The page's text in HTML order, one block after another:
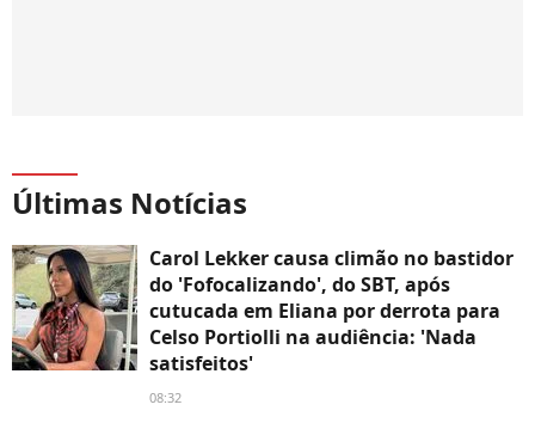
Últimas Notícias
Carol Lekker causa climão no bastidor
do 'Fofocalizando', do SBT, após
cutucada em Eliana por derrota para
Celso Portiolli na audiência: 'Nada
satisfeitos'
08:32